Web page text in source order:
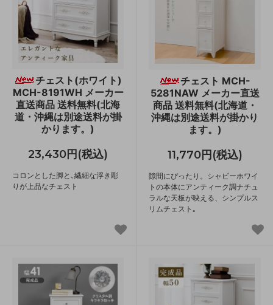
チェスト(ホワイト)
MCH-8191WH メーカー
直送商品 送料無料(北海
道・沖縄は別途送料が掛
かります。)
23,430円(税込)
コロンとした脚と､繊細な浮き彫
りが上品なチェスト
チェスト MCH-
5281NAW メーカー直送
商品 送料無料(北海道・
沖縄は別途送料が掛かり
ます。)
11,770円(税込)
隙間にぴったり。シャビーホワイ
トの本体にアンティーク調ナチュ
ラルな天板が映える、シンプルス
リムチェスト｡